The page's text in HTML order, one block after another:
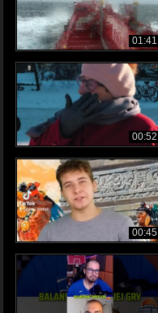
01:41
00:52
00:45